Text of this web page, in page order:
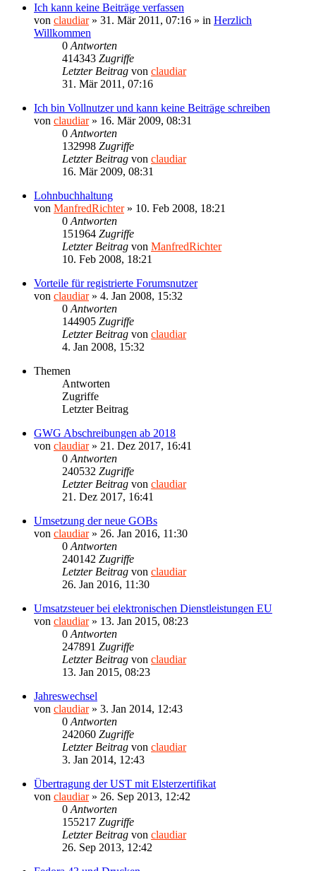
Ich kann keine Beiträge verfassen
von claudiar» 31. Mär 2011, 07:16 » in Herzlich
Willkommen
0 Antworten
414343 Zugriffe
Letzter Beitrag von claudiar
31. Mär 2011, 07:16
Ich bin Vollnutzer und kann keine Beiträge schreiben
von claudiar» 16. Mär 2009, 08:31
0 Antworten
132998 Zugriffe
Letzter Beitrag von claudiar
16. Mär 2009, 08:31
Lohnbuchhaltung
von ManfredRichter» 10. Feb 2008, 18:21
0 Antworten
151964 Zugriffe
Letzter Beitrag von ManfredRichter
10. Feb 2008, 18:21
Vorteile für registrierte Forumsnutzer
von claudiar» 4. Jan 2008, 15:32
0 Antworten
144905 Zugriffe
Letzter Beitrag von claudiar
4. Jan 2008, 15:32
Themen
Antworten
Zugriffe
Letzter Beitrag
GWG Abschreibungen ab 2018
von claudiar» 21. Dez 2017, 16:41
0 Antworten
240532 Zugriffe
Letzter Beitrag von claudiar
21. Dez 2017, 16:41
Umsetzung der neue GOBs
von claudiar» 26. Jan 2016, 11:30
0 Antworten
240142 Zugriffe
Letzter Beitrag von claudiar
26. Jan 2016, 11:30
Umsatzsteuer bei elektronischen Dienstleistungen EU
von claudiar» 13. Jan 2015, 08:23
0 Antworten
247891 Zugriffe
Letzter Beitrag von claudiar
13. Jan 2015, 08:23
Jahreswechsel
von claudiar» 3. Jan 2014, 12:43
0 Antworten
242060 Zugriffe
Letzter Beitrag von claudiar
3. Jan 2014, 12:43
Übertragung der UST mit Elsterzertifikat
von claudiar» 26. Sep 2013, 12:42
0 Antworten
155217 Zugriffe
Letzter Beitrag von claudiar
26. Sep 2013, 12:42